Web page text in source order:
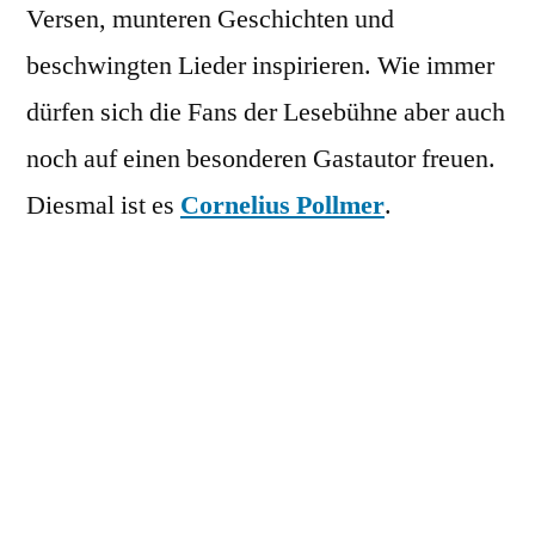
Versen, munteren Geschichten und
beschwingten Lieder inspirieren. Wie immer
dürfen sich die Fans der Lesebühne aber auch
noch auf einen besonderen Gastautor freuen.
Diesmal ist es Cornelius Pollmer.